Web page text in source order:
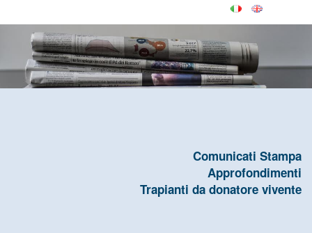
Comunicati Stampa
Approfondimenti
Trapianti da donatore vivente